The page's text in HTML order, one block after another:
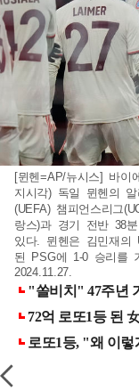
[뮌헨=AP/뉴시스] 바이
지시각) 독일 뮌헨의
(UEFA) 챔피언스리그
랑스)과 경기 전반 38
있다. 뮌헨은 김민재의
된 PSG에 1-0 승리를
2024.11.27.